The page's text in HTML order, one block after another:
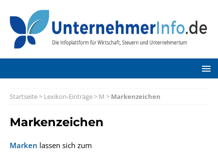
Startseite> Lexikon-Einträge> M > Markenzeichen
Markenzeichen
Marken lassen sich zum